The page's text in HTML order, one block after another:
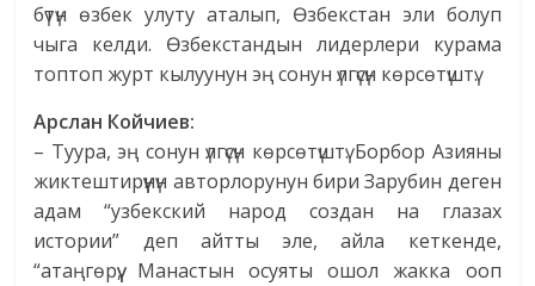
бүтүн өзбек улуту аталып, Өзбекстан эли болуп
чыга келди. Өзбекстандын лидерлери курама
топтоп журт кылуунун эң сонун үлгүсүн көрсөтүштү.
Арслан Койчиев:
– Туура, эң сонун үлгүсүн көрсөтүштү. Борбор Азияны
жиктештирүүнүн авторлорунун бири Зарубин деген
адам “узбекский народ создан на глазах
истории” деп айтты эле, айла кеткенде,
“атаңгөрүү, Манастын осуяты ошол жакка ооп